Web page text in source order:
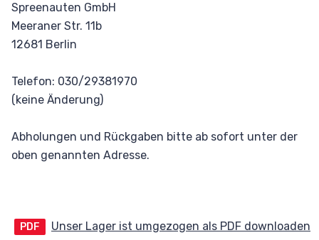
Spreenauten GmbH
Meeraner Str. 11b
12681 Berlin
Telefon: 030/29381970
(keine Änderung)
Abholungen und Rückgaben bitte ab sofort unter der
oben genannten Adresse.
PDF Unser Lager ist umgezogen als PDF downloaden